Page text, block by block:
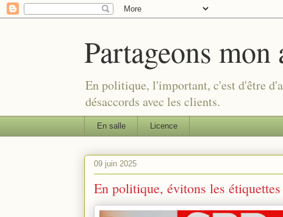
Partageons mon
En politique, l'important, c'est d'être
désaccords avec les clients.
En salle Licence
09 juin 2025
En politique, évitons les